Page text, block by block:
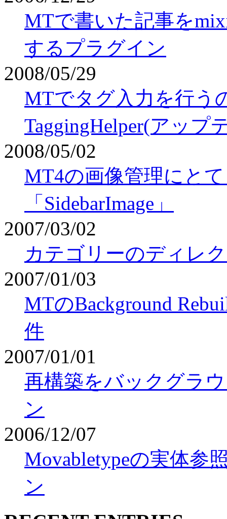
MTで書いた記事を
するプラグイン
2008/05/29
MTでタグ入力を行う
TaggingHelper(アップ
2008/05/02
MT4の画像管理にと
「SidebarImage」
2007/03/02
カテゴリーのディレ
2007/01/03
MTのBackground
件
2007/01/01
再構築をバックグラ
ン
2006/12/07
Movabletypeの実体参
ン